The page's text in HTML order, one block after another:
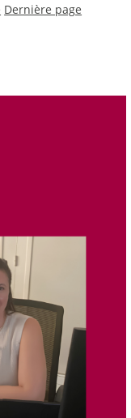
Dernière page